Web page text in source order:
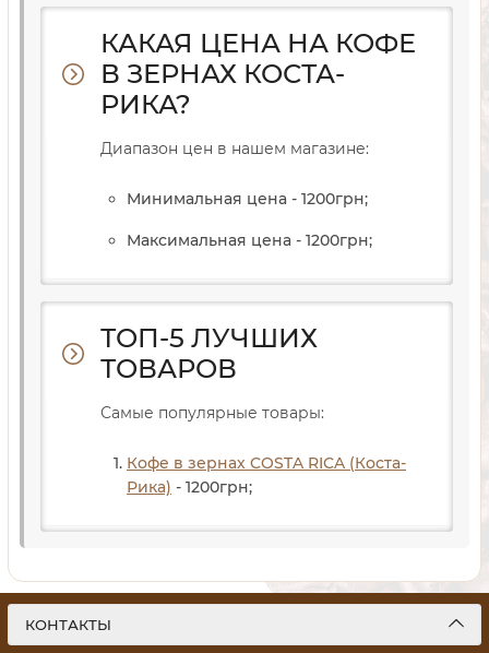
КАКАЯ ЦЕНА НА КОФЕ
В ЗЕРНАХ КОСТА-
РИКА?
Диапазон цен в нашем магазине:
Минимальная цена - 1200грн;
Максимальная цена - 1200грн;
ТОП-5 ЛУЧШИХ
ТОВАРОВ
Самые популярные товары:
Кофе в зернах COSTA RICA (Коста-
Рика) - 1200грн;
КОНТАКТЫ